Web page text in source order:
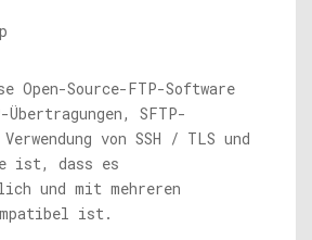
Open-Source-FTP-Software
SFTP-
von SSH / TLS und
ist, dass es
und mit mehreren
ist.